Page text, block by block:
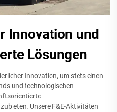
Innovation und
Lösungen
Innovation, um stets einen
und technologischen
Unsere F&E-Aktivitäten